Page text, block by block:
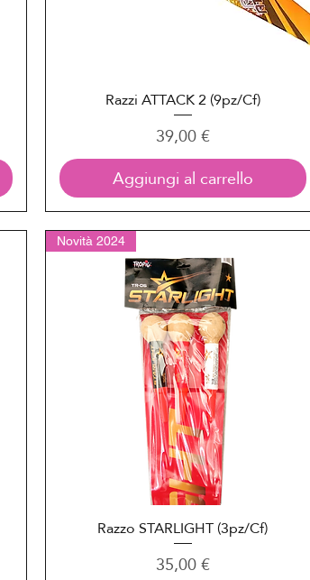
Vista rapida
Razzi ATTACK 2 (9pz/Cf)
Prezzo
39,00 €
Aggiungi al carrello
Vista rapida
Novità 2024
Razzo STARLIGHT (3pz/Cf)
Prezzo
35,00 €